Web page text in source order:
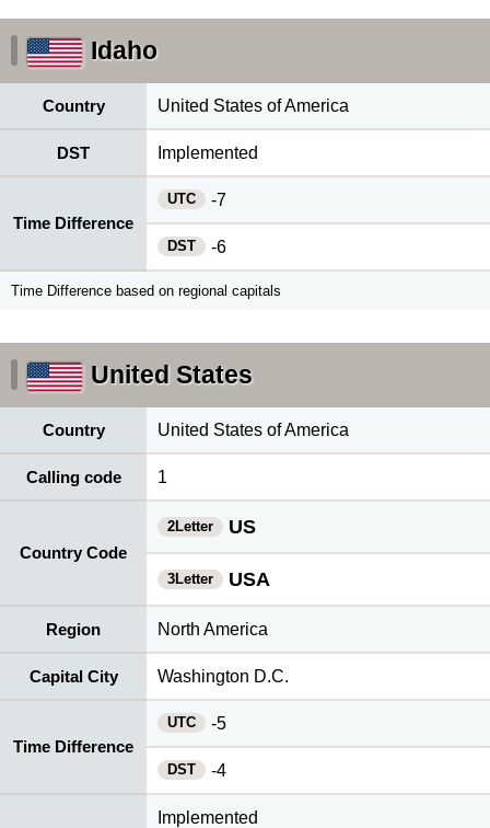
Idaho
Country United States of America
DST Implemented
Time Difference
UTC -7
DST -6
Time Difference based on regional capitals
United States
Country United States of America
Calling code 1
Country Code
2Letter US
3Letter USA
Region North America
Capital City Washington D.C.
Time Difference
UTC -5
DST -4
Implemented